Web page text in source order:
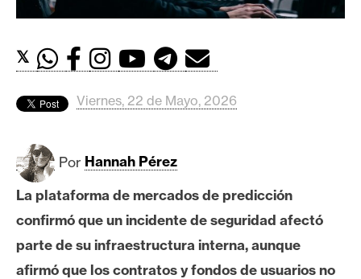
d
s
B
i
t
c
o
i
𝕏
Viernes, 22 de Mayo, 2026
Por Hannah Pérez
La plataforma de mercados de predicción
confirmó que un incidente de seguridad afectó
parte de su infraestructura interna, aunque
afirmó que los contratos y fondos de usuarios no